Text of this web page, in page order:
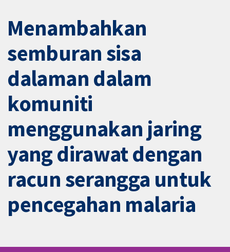
Menambahkan
semburan sisa
dalaman dalam
komuniti
menggunakan jaring
yang dirawat dengan
racun serangga untuk
pencegahan malaria